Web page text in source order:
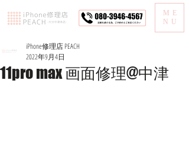
ME
NU
11pro max 画面修理@中津
iPhone修理店 PEACH
2022年9月4日